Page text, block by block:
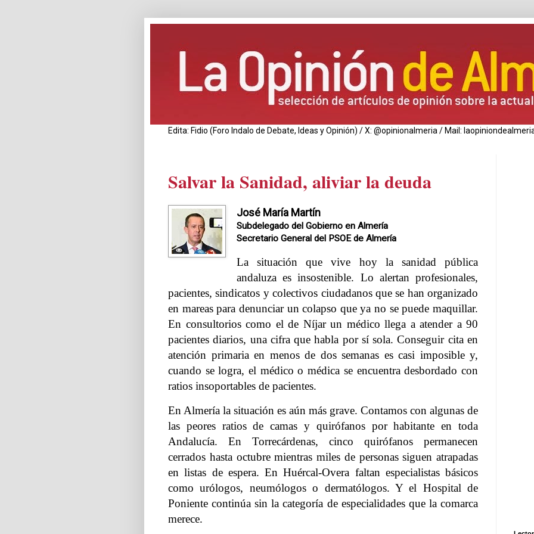
Edita: Fidio (Foro Indalo de Debate, Ideas y Opinión) / X: @opinionalmeria / Mail:
Salvar la Sanidad, aliviar la deuda
José María Martín
Subdelegado del Gobierno en Almería
Secretario General del PSOE de Almería
La situación que vive hoy la sanidad pública
andaluza es insostenible. Lo alertan profesionales,
pacientes, sindicatos y colectivos ciudadanos que se han organizado
en mareas para denunciar un colapso que ya no se puede maquillar.
En consultorios como el de Níjar un médico llega a atender a 90
pacientes diarios, una cifra que habla por sí sola. Conseguir cita en
atención primaria en menos de dos semanas es casi imposible y,
cuando se logra, el médico o médica se encuentra desbordado con
ratios insoportables de pacientes.
En Almería la situación es aún más grave. Contamos con algunas de
las peores ratios de camas y quirófanos por habitante en toda
Andalucía. En Torrecárdenas, cinco quirófanos permanecen
cerrados hasta octubre mientras miles de personas siguen atrapadas
en listas de espera. En Huércal-Overa faltan especialistas básicos
como urólogos, neumólogos o dermatólogos. Y el Hospital de
Poniente continúa sin la categoría de especialidades que la comarca
merece.